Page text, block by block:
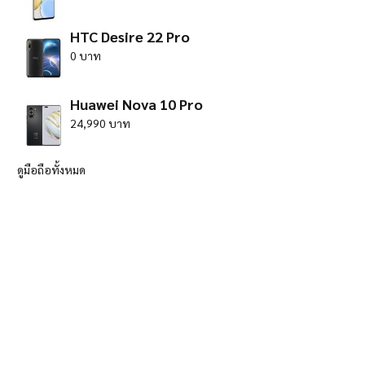
HTC Desire 22 Pro
0 บาท
Huawei Nova 10 Pro
24,990 บาท
ดูมือถือทั้งหมด